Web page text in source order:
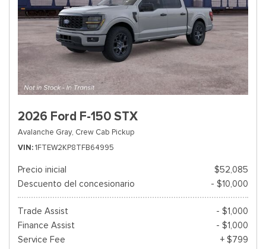
2026 Ford F-150 STX
Avalanche Gray, Crew Cab Pickup
VIN 1FTEW2KP8TFB64995
Precio inicial
$52,085
Descuento del concesionario
- $10,000
Trade Assist
- $1,000
Finance Assist
- $1,000
Service Fee
+ $799